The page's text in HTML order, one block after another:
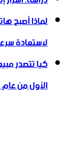
لاستعادة
كيا تتصدر
الأول من عام 2026